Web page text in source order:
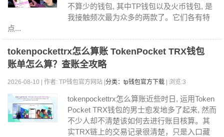
不算少的钱包, 其中TP钱包以及火币钱包, 是
我接触频次最为众多的两款了。它们各有特
点...
tokenpockettrx怎么算账 TokenPocket TRX钱包
账单怎么算？查账全攻略
2026-08-10 | 作者: TP钱包官方网站 | 分类：tp钱包官方下载 | 浏览:3
tokenpockettrx怎么算账近些时日, 运用Token
Pocket TRX钱包的男士愈发地多了起来, 然而
不少人却不清楚该如何去进行账目核算。其
实TRX链上的交易记录很清楚，只是入口藏